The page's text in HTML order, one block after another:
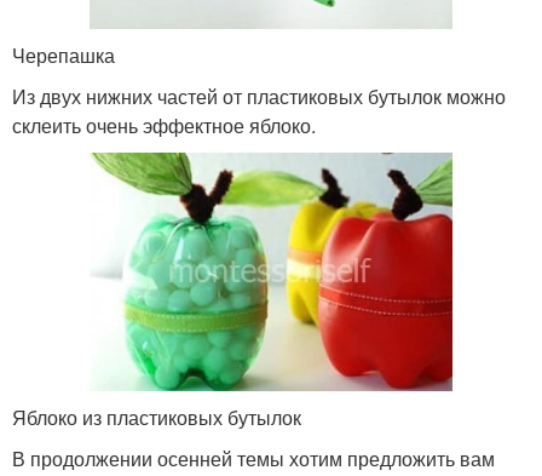
Черепашка
Из двух нижних частей от пластиковых бутылок можно
склеить очень эффектное яблоко.
Яблоко из пластиковых бутылок
В продолжении осенней темы хотим предложить вам